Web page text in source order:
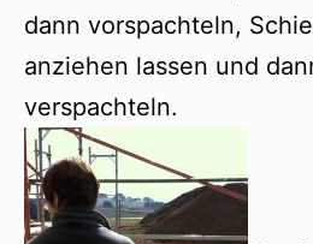
dann vorspachteln,
anziehen lassen und
verspachteln.